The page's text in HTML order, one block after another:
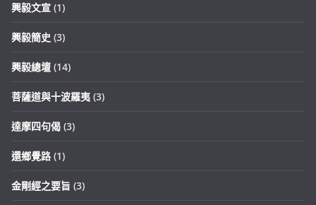
興毅文宣 (1)
興毅簡史 (3)
興毅總壇 (14)
菩薩道與十波羅夷 (3)
達摩四句偈 (3)
還鄉覺路 (1)
金剛經之要旨 (3)